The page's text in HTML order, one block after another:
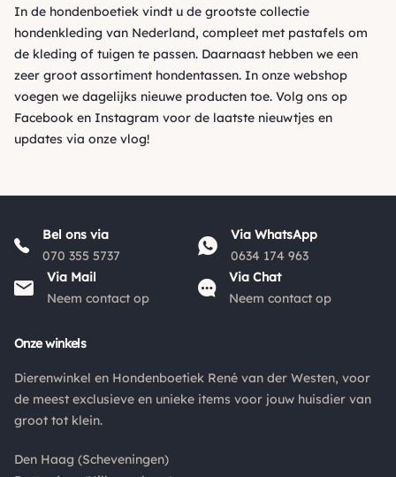
In de hondenboetiek vindt u de grootste collectie
hondenkleding van Nederland, compleet met pastafels om
de kleding of tuigen te passen. Daarnaast hebben we een
zeer groot assortiment hondentassen. In onze webshop
voegen we dagelijks nieuwe producten toe. Volg ons op
Facebook en Instagram voor de laatste nieuwtjes en
updates via onze vlog!
Bel ons via
070 355 5737
Via WhatsApp
0634 174 963
Via Mail
Neem contact op
Via Chat
Neem contact op
Onze winkels
Dierenwinkel en Hondenboetiek René van der Westen, voor
de meest exclusieve en unieke items voor jouw huisdier van
groot tot klein.
Den Haag (Scheveningen)